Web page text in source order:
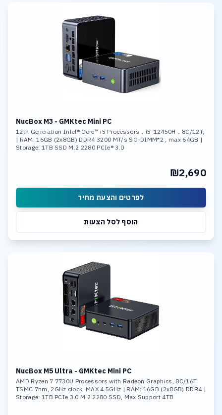
NucBox M3 - GMKtec Mini PC
12th Generation Intel® Core™ i5 Processors，i5-12450H，8C/12T,
| RAM: 16GB (2x8GB) DDR4 3200 MT/s SO-DIMM*2 , max 64GB |
Storage: 1TB SSD M.2 2280 PCIe® 3.0
₪2,690
לפרטים והצעת מחיר
הוסף לסל הצעות
NucBox M5 Ultra - GMKtec Mini PC
AMD Ryzen 7 7730U Processors with Radeon Graphics, 8C/16T
TSMC 7nm, 2GHz clock, MAX 4.5GHz | RAM: 16GB (2x8GB) DDR4 |
Storage: 1TB PCIe 3.0 M.2 2280 SSD, Max Support 4TB